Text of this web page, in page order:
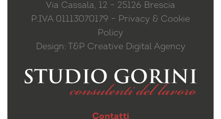
Via Cassala, 12 – 25126 Brescia
P.IVA 01113070179 – Privacy & Cookie
Policy
Design:
T&P Creative Digital Agency
Contatti